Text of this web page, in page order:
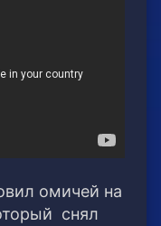
омичей на
снял